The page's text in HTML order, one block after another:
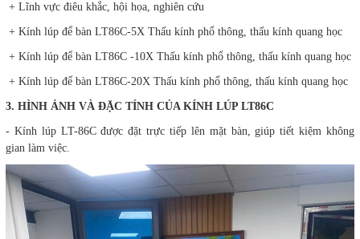
+ Lĩnh vực điêu khắc, hội họa, nghiên cứu
+ Kính lúp để bàn LT86C-5X Thấu kính phổ thông, thấu kính quang học
+ Kính lúp để bàn LT86C -10X Thấu kính phổ thông, thấu kính quang học
+ Kính lúp để bàn LT86C-20X Thấu kính phổ thông, thấu kính quang học
3. HÌNH ẢNH VÀ ĐẶC TÍNH CỦA KÍNH LÚP LT86C
- Kính lúp LT-86C được đặt trực tiếp lên mặt bàn, giúp tiết kiệm không
gian làm việc.